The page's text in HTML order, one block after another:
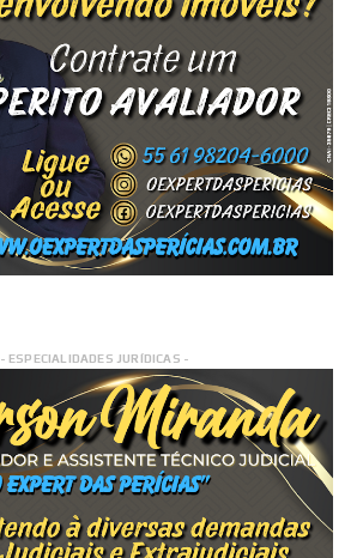
- ESPECIALIDADES JURÍDICAS -